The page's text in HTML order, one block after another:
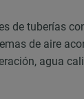
de tuberías
de aire
agua